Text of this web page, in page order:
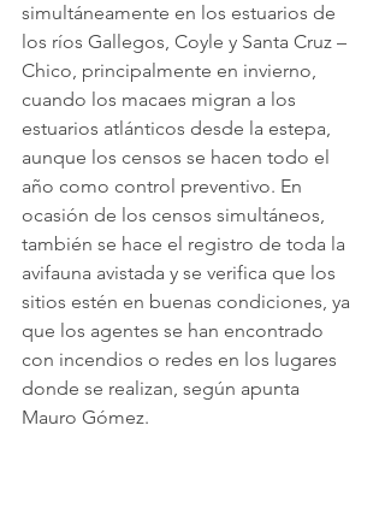
simultáneamente en los estuarios de
los ríos Gallegos, Coyle y Santa Cruz –
Chico, principalmente en invierno,
cuando los macaes migran a los
estuarios atlánticos desde la estepa,
aunque los censos se hacen todo el
año como control preventivo. En
ocasión de los censos simultáneos,
también se hace el registro de toda la
avifauna avistada y se verifica que los
sitios estén en buenas condiciones, ya
que los agentes se han encontrado
con incendios o redes en los lugares
donde se realizan, según apunta
Mauro Gómez.